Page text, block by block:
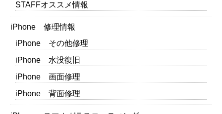
STAFFオススメ情報
iPhone 修理情報
iPhone その他修理
iPhone 水没復旧
iPhone 画面修理
iPhone 背面修理